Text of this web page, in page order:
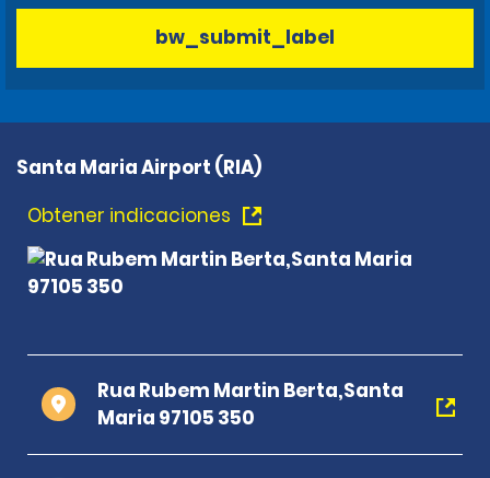
bw_submit_label
Santa Maria Airport (RIA)
Obtener indicaciones
Rua Rubem Martin Berta,Santa
Maria 97105 350